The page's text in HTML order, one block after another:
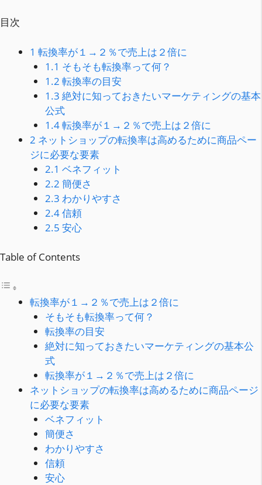
目次
1 転換率が１→２％で売上は２倍に
1.1 そもそも転換率って何？
1.2 転換率の目安
1.3 絶対に知っておきたいマーケティングの基本
公式
1.4転換率が１→２％で売上は２倍に
2 ネットショップの転換率は高めるために商品ペー
ジに必要な要素
2.1 ベネフィット
2.2 簡便さ
2.3 わかりやすさ
2.4信頼
2.5 安心
Table of Contents
転換率が１→２％で売上は２倍に
そもそも転換率って何？
転換率の目安
絶対に知っておきたいマーケティングの基本公
式
転換率が１→２％で売上は２倍に
ネットショップの転換率は高めるために商品ページ
に必要な要素
ベネフィット
簡便さ
わかりやすさ
信頼
安心